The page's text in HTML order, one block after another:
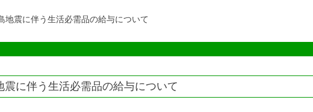
地震に伴う生活必需品の給与について
震に伴う生活必需品の給与について